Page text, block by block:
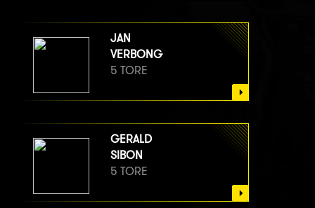
JAN
VERBONG
5 TORE
GERALD
SIBON
5 TORE